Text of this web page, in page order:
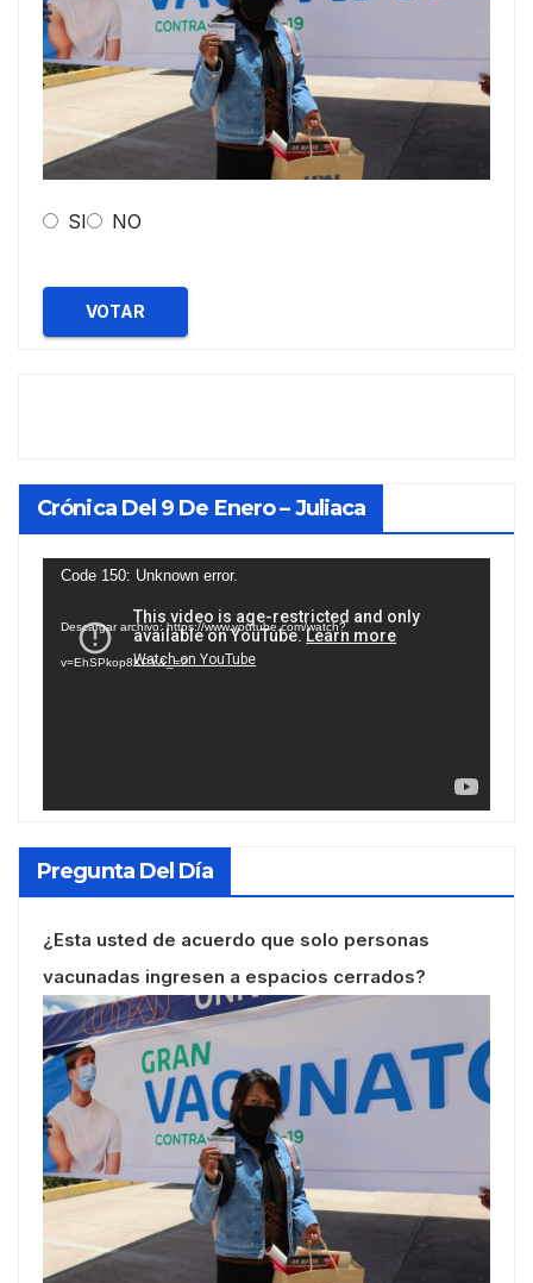
SI NO
VOTAR
Crónica Del 9 De Enero – Juliaca
Reproductor
vídeo
Code 150: Unknown error.
Descargar archivo: https://www.youtube.com/watch?
v=EhSPkop8KPY&_=2
Pregunta Del Día
¿Esta usted de acuerdo que solo personas
vacunadas ingresen a espacios cerrados?